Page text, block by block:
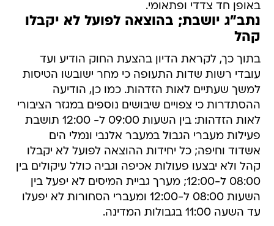
באופן חד צדדי ופתאומי.
נתב"ג יושבת; בהוצאה לפועל לא יקבלו
קהל
בתוך כך, לקראת הדיון בהצעת החוק הודיע ועד
עובדי רשות שדות התעופה כי מחר ישובשו הטיסות
למשך שעתיים לאות הזדהות. כמו כן, הודיעה
ההסתדרות כי צפויים שיבושים נוספים במגזר הציבורי
לאות הזדהות: בין השעות 09:00 ל- 12:00 תושבת
פעילות מעברי הגבול במעבר אלנבי ונמלי הים
אשדוד וחיפה; כל יחידות ההוצאה לפועל לא יקבלו
קהל ולא יבצעו פעולות אכיפה וגביה כולל עיקולים בין
08:00 ל-12:00; מערך גביית המיסים לא יפעל בין
השעות 08:00 ל-12:00 ומעברי הסחורות לא יפעלו
עד השעה 11:00 בגבולות המדינה.